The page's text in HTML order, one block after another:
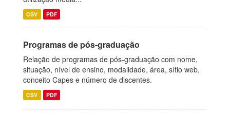
CSV PDF
Programas de pós-graduação
Relação de programas de pós-graduação com nome,
situação, nível de ensino, modalidade, área, sítio web,
conceito Capes e número de discentes.
CSV PDF